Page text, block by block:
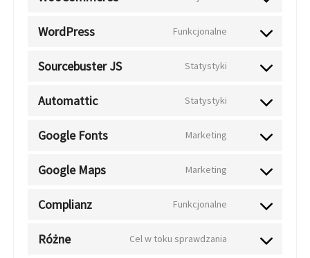
WordPress Funkcjonalne
Sourcebuster JS Statystyki
Automattic Statystyki
Google Fonts Marketing
Google Maps Marketing
Complianz Funkcjonalne
Różne Cel w toku sprawdzania